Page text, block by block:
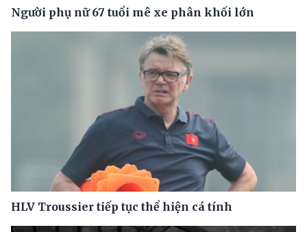
Người phụ nữ 67 tuổi mê xe phân khối lớn
HLV Troussier tiếp tục thể hiện cá tính